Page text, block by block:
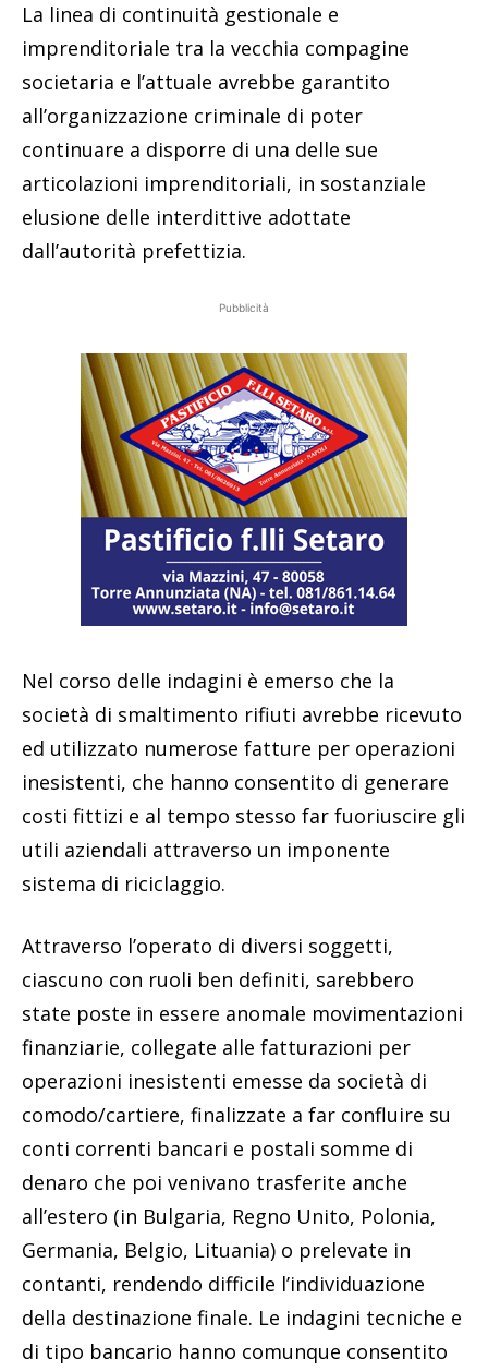
La linea di continuità gestionale e
imprenditoriale tra la vecchia compagine
societaria e l’attuale avrebbe garantito
all’organizzazione criminale di poter
continuare a disporre di una delle sue
articolazioni imprenditoriali, in sostanziale
elusione delle interdittive adottate
dall’autorità prefettizia.
Pubblicità
Nel corso delle indagini è emerso che la
società di smaltimento rifiuti avrebbe ricevuto
ed utilizzato numerose fatture per operazioni
inesistenti, che hanno consentito di generare
costi fittizi e al tempo stesso far fuoriuscire gli
utili aziendali attraverso un imponente
sistema di riciclaggio.
Attraverso l’operato di diversi soggetti,
ciascuno con ruoli ben definiti, sarebbero
state poste in essere anomale movimentazioni
finanziarie, collegate alle fatturazioni per
operazioni inesistenti emesse da società di
comodo/cartiere, finalizzate a far confluire su
conti correnti bancari e postali somme di
denaro che poi venivano trasferite anche
all’estero (in Bulgaria, Regno Unito, Polonia,
Germania, Belgio, Lituania) o prelevate in
contanti, rendendo difficile l’individuazione
della destinazione finale. Le indagini tecniche e
di tipo bancario hanno comunque consentito